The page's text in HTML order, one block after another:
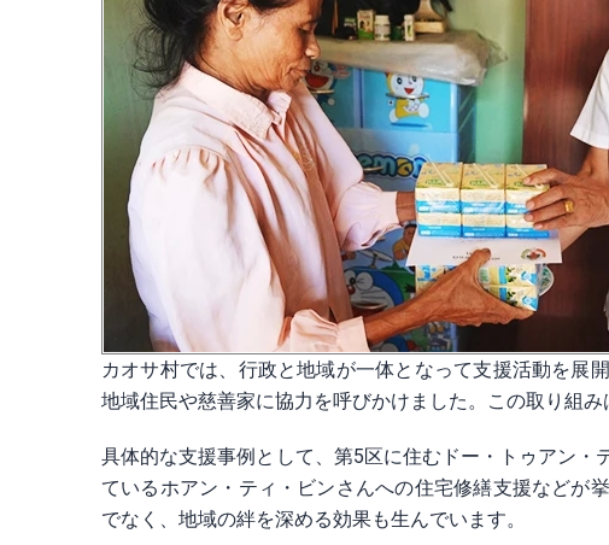
カオサ村では、行政と地域が一体となって支援活動を展
地域住民や慈善家に協力を呼びかけました。この取り組み
具体的な支援事例として、第5区に住むドー・トゥアン
ているホアン・ティ・ビンさんへの住宅修繕支援などが
でなく、地域の絆を深める効果も生んでいます。